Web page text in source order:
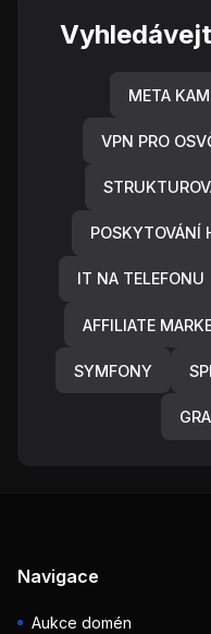
META
VPN PRO
POSKYTOVÁNÍ
IT NA TELEFONU
AFFILIATE
SYMFONY
Navigace
Aukce domén